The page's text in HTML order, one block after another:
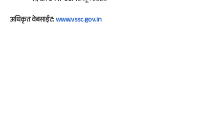
अधिकृत वेबसाईट:www.vssc.gov.in